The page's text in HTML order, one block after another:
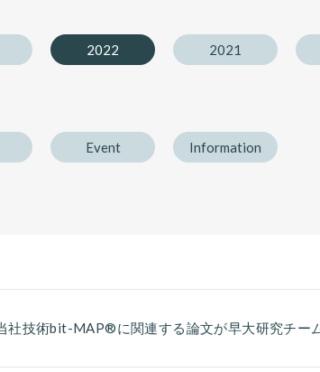
2022 2021
Event Information
社技術bit-MAP®に関連する論文が早大研究チー